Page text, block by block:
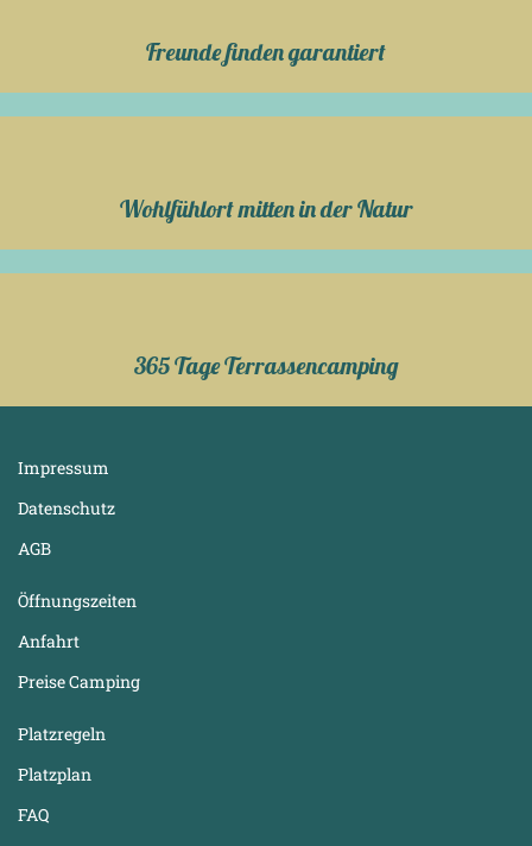
Freunde finden garantiert
Wohlfühlort mitten in der Natur
365 Tage Terrassencamping
Impressum
Datenschutz
AGB
Öffnungszeiten
Anfahrt
Preise Camping
Platzregeln
Platzplan
FAQ